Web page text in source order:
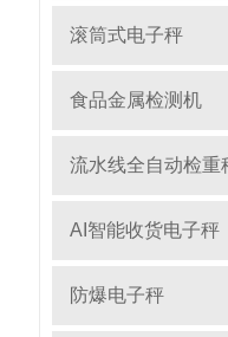
滚筒式电子秤
食品金属检测机
流水线全自动检重
AI智能收货电子秤
防爆电子秤